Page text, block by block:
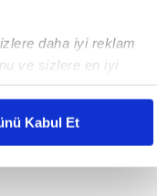
daha iyi reklam
ve sizlere en iyi
karşılamak
Kabul Et